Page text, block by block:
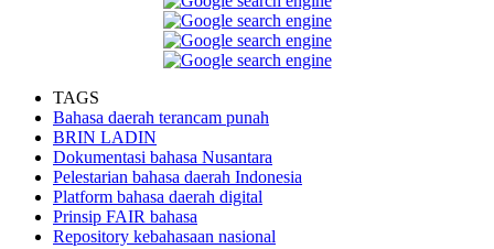
TAGS
Bahasa daerah terancam punah
BRIN LADIN
Dokumentasi bahasa Nusantara
Pelestarian bahasa daerah Indonesia
Platform bahasa daerah digital
Prinsip FAIR bahasa
Repository kebahasaan nasional